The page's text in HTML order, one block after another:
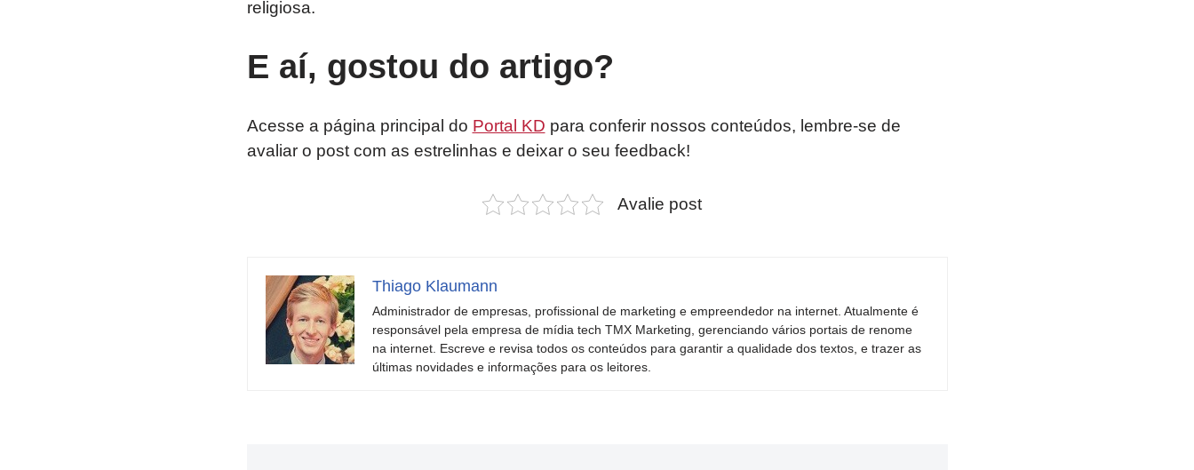
religiosa.
E aí, gostou do artigo?
Acesse a página principal do Portal KD para conferir nossos conteúdos, lembre-se de
avaliar o post com as estrelinhas e deixar o seu feedback!
Avalie post
Thiago Klaumann
Administrador de empresas, profissional de marketing e empreendedor na internet. Atualmente é
responsável pela empresa de mídia tech TMX Marketing, gerenciando vários portais de renome
na internet. Escreve e revisa todos os conteúdos para garantir a qualidade dos textos, e trazer as
últimas novidades e informações para os leitores.